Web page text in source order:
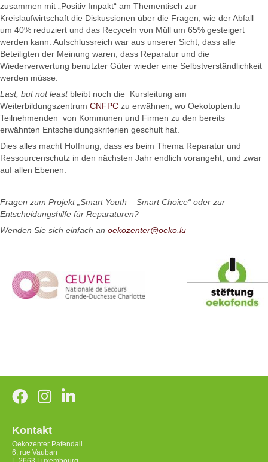
zusammen mit „Positiv Impakt“ am Thementisch zur
Kreislaufwirtschaft die Diskussionen über die Fragen, wie der Abfall
um 40% reduziert und das Recyceln von Müll um 65% gesteigert
werden kann. Aufschlussreich war aus unserer Sicht, dass alle
Beteiligten der Meinung waren, dass Reparatur und die
Wiederverwertung benutzter Güter wieder eine Selbstverständlichkeit
werden müsse.
Last, but not leastbleibt noch die Kursleitung am
Weiterbildungszentrum CNFPC zu erwähnen, wo Oekotopten.lu
Teilnehmenden von Kommunen und Firmen zu den bereits
erwähnten Entscheidungskriterien geschult hat.
Dies alles macht Hoffnung, dass es beim Thema Reparatur und
Ressourcenschutz in den nächsten Jahr endlich vorangeht, und zwar
auf allen Ebenen.
Fragen zum Projekt „Smart Youth – Smart Choice“ oder zur
Entscheidungshilfe für Reparaturen?
Wenden Sie sich einfach an oekozenter@oeko.lu
Kontakt
Oekozenter Pafendall
6, rue Vauban